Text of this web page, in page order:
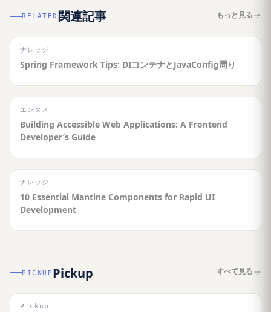
RELATED 関連記事 もっと見る
ナレッジ
Spring Framework Tips: DIコンテナとJavaConfig周り
エンタメ
Building Accessible Web Applications: A Frontend
Developer’s Guide
ナレッジ
10 Essential Mantine Components for Rapid UI
Development
PICKUP Pickup すべて見る
Pickup